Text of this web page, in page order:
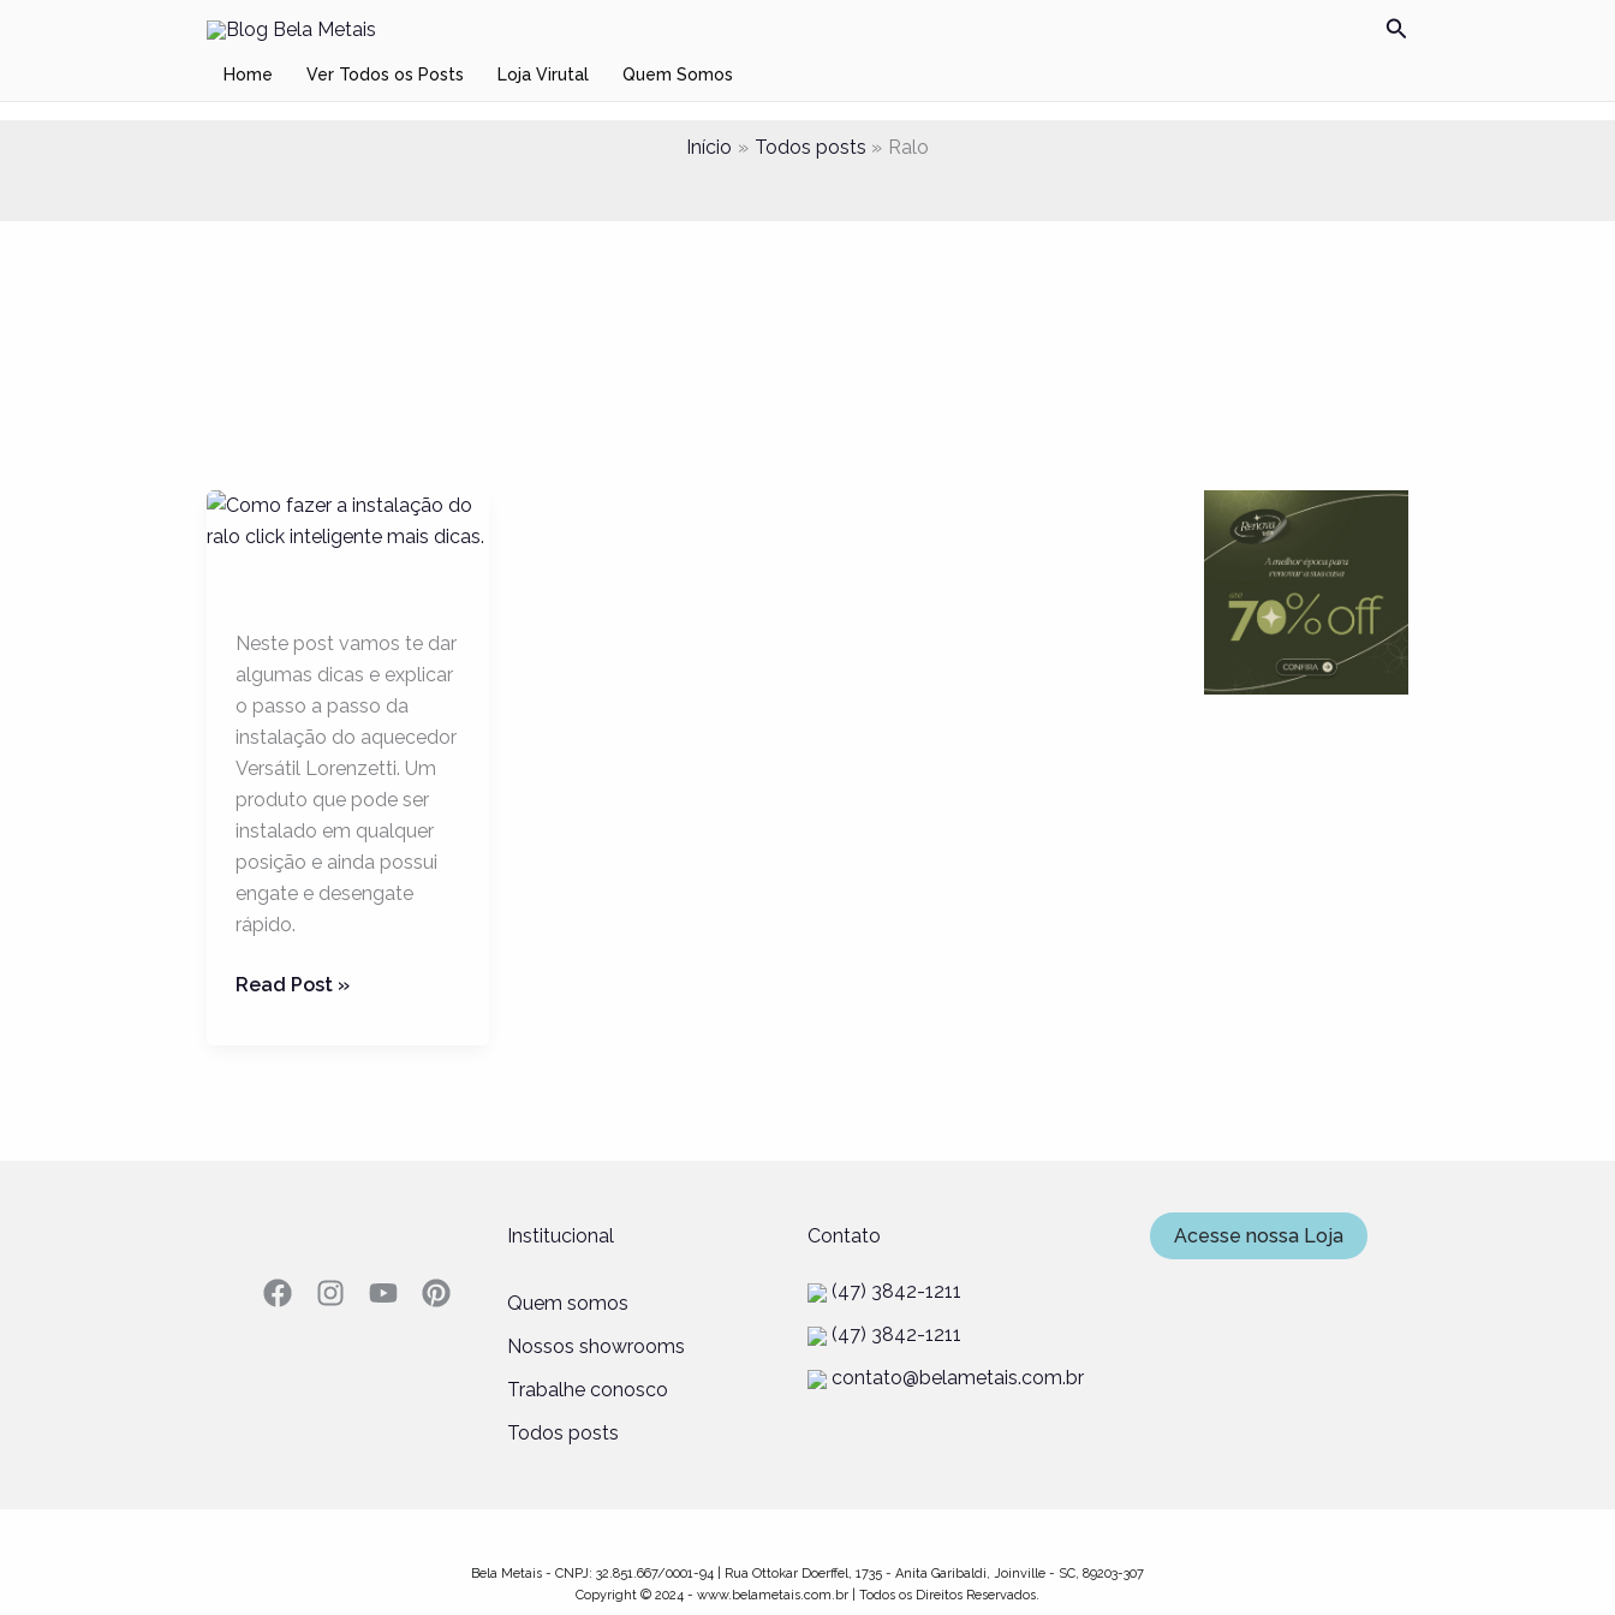
conteúdo
Pesquisar
Home Ver Todos os Posts Loja Virutal Quem Somos
Início Todos posts Ralo
Neste post vamos te dar
algumas dicas e explicar
o passo a passo da
instalação do aquecedor
Versátil Lorenzetti. Um
produto que pode ser
instalado em qualquer
posição e ainda possui
engate e desengate
rápido.
Como
fazer
Click
Inteligente
Read Post »
Institucional
Quem somos
Nossos showrooms
Trabalhe conosco
Todos posts
Contato
(47) 3842-1211
(47) 3842-1211
contato@belametais.com.br
Acesse nossa Loja
Bela Metais - CNPJ: 32.851.667/0001-94 | Rua Ottokar Doerffel, 1735 - Anita Garibaldi, Joinville - SC, 89203-307
Copyright © 2024 - www.belametais.com.br | Todos os Direitos Reservados.